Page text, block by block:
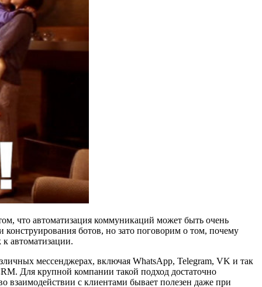
что автоматизация коммуникаций может быть очень
ботов, но зато поговорим о том, почему
автоматизации.
мессенджерах, включая WhatsApp, Telegram, VK и так
Для крупной компании такой подход достаточно
взаимодействии с клиентами бывает полезен даже при